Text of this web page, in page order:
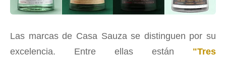
Las marcas de Casa Sauza se distinguen por su
excelencia. Entre ellas están "Tres